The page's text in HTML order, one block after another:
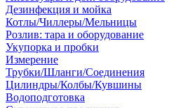
Дезинфекция и мойка
Котлы/Чиллеры/Мельницы
Розлив: тара и оборудование
Укупорка и пробки
Измерение
Трубки/Шланги/Соединения
Цилиндры/Колбы/Кувшины
Водоподготовка